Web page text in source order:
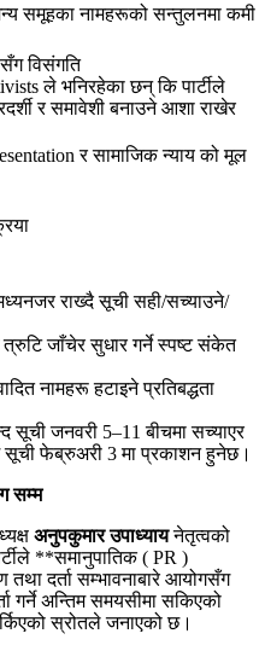
समूहका नामहरूको सन्तुलनमा कमी
विसंगति
ले भनिरहेका छन् कि पार्टीले
र समावेशी बनाउने आशा राखेर
र सामाजिक न्याय को मूल
राख्दै सूची सही/सच्याउने/
त्रुटि जाँचेर सुधार गर्ने स्पष्ट संकेत
नामहरू हटाइने प्रतिबद्धता
सूची जनवरी 5–11 बीचमा सच्याएर
सूची फेब्रुअरी 3 मा प्रकाशन हुनेछ।
सम्म
अनुपकुमार उपाध्यायनेतृत्वको
**समानुपातिक ( PR )
तथा दर्ता सम्भावनाबारे आयोगसँग
अन्तिम समयसीमा सकिएको
स्रोतले जनाएको छ।